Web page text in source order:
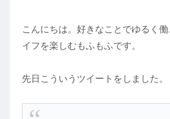
こんにちは。好きなことでゆるく
イフを楽しむもふもふです。
先日こういうツイートをしました。